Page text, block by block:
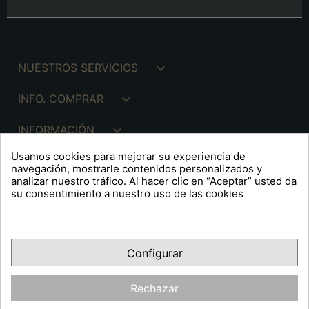
NUESTROS SERVICIOS 
INFO. COMPRAR 
INFORMACIÓN 
INFO. LEGAL 
FacebookYouTubePinterest
OPINIONES CLIENTES
Usamos cookies para mejorar su experiencia de
navegación, mostrarle contenidos personalizados y
analizar nuestro tráfico. Al hacer clic en “Aceptar” usted da
su consentimiento a nuestro uso de las cookies
Configurar
Rechazar